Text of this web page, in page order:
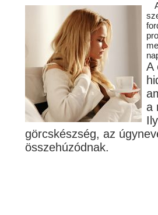
A
a
görcskészség, az
összehúzódnak.